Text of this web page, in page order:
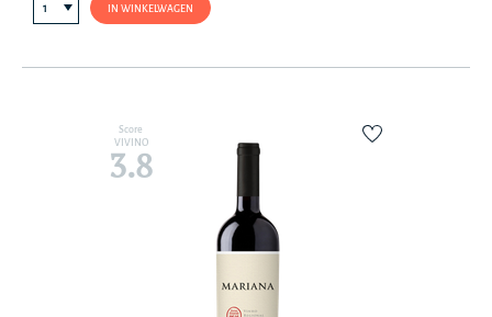
IN WINKELWAGEN
Score
VIVINO
3.8